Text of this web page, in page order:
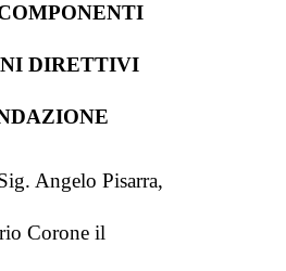
DIRETTIVI
Angelo Pisarra,
Corone il